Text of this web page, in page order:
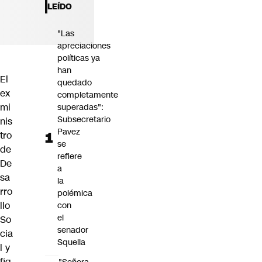
El
ex
mi
nis
tro
de
De
sa
rro
llo
So
cia
l y
LEÍDO
"Las
apreciaciones
políticas ya
han
quedado
completamente
superadas":
Subsecretario
Pavez
se
refiere
a
la
polémica
con
el
senador
Squella